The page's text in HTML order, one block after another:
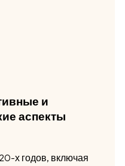
и
аспекты
х годов, включая